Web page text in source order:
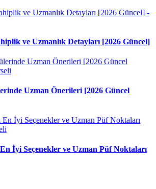
ve Uzmanlık Detayları [2026 Güncel]
Uzman Önerileri [2026 Güncel
İyi Seçenekler ve Uzman Püf Noktaları